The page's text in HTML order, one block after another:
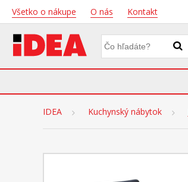
Všetko o nákupe O nás Kontakt
IDEA Kuchynský nábytok